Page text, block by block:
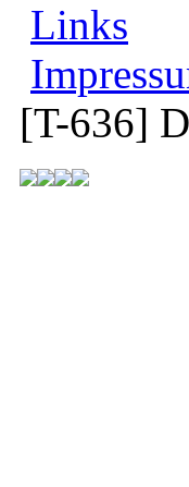
Links
[T-636]